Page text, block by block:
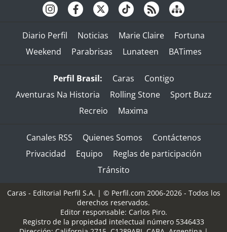
Diario Perfil Noticias Marie Claire
Fortuna
Weekend
Parabrisas Lunateen BATimes
Perfil Brasil: Caras
Contigo
Aventuras Na Historia
Rolling Stone
Sport Buzz
Recreio
Maxima
Canales RSS Quienes Somos
Contáctenos
Privacidad
Equipo
Reglas de participación
Tránsito
Caras - Editorial Perfil S.A. | © Perfil.com 2006-2026 - Todos los
derechos reservados.
Editor responsable: Carlos Piro.
Registro de la propiedad intelectual número 5346433